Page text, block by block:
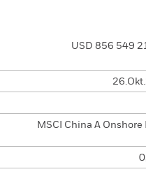
USD 856 549
MSCI China A Onshore